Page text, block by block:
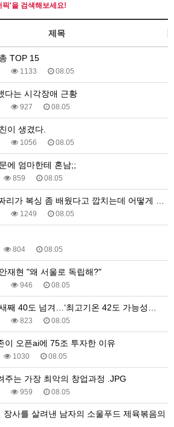
'을 검색해보세요!
제목
TOP 15
1133 08.05
다는 시각장애 근황
927 08.05
이 생겼다.
1056 08.05
에 엄마한테 혼남;;
859 08.05
리가 복싱 좀 배웠다고 깝치는데 어떻게 …
1249 08.05
804 08.05
재현 "왜 서울로 독립해?"
946 08.05
째 40도 넘겨…‘최고기온 42도 가능성…
823 08.05
이 오픈ai에 75조 투자한 이유
1030 08.05
주는 가장 최악의 창업과정 .JPG
959 08.05